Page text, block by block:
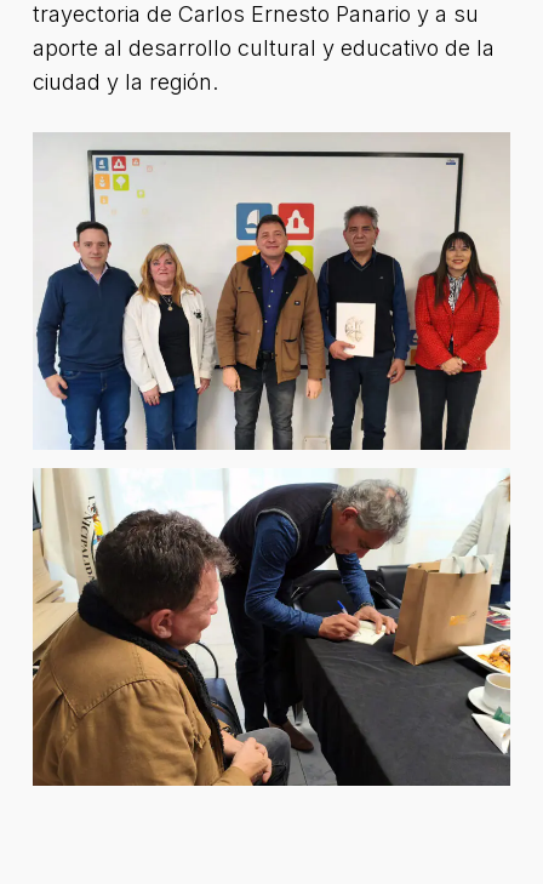
trayectoria de Carlos Ernesto Panario y a su
aporte al desarrollo cultural y educativo de la
ciudad y la región.